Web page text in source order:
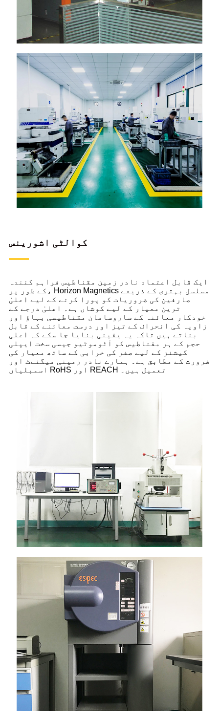
کوالٹی اشورینس
ایک قابل اعتماد نادر زمین مقناطیس فراہم کنندہ
کے طور پر، Horizon Magnetics مسلسل بہتری کے ذریعے
صارفین کی ضروریات کو پورا کرنے کے لیے اعلیٰ
ترین معیار کے لیے کوشاں ہے۔ اعلیٰ درجے کے
خودکار معائنہ کے سازوسامان مقناطیسی بہاؤ اور
زاویہ کی انحراف کے تیز اور درست معائنے کے قابل
بناتے ہیں تاکہ یہ یقینی بنایا جا سکے کہ اعلی
حجم کے ہر مقناطیس کو آٹوموٹیو جیسی سخت ایپلی
کیشنز کے لیے صفر کی خرابی کے ساتھ معیار کی
ضرورت کے مطابق ہے۔ ہمارے نادر زمینی میگنےٹ اور
اسمبلیاں RoHS اور REACH تعمیل ہیں۔